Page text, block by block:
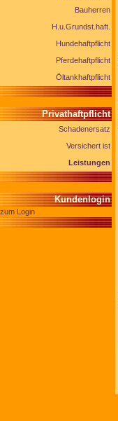
Bauherren
H.u.Grundst.haft.
Hundehaftpflicht
Pferdehaftpflicht
Öltankhaftpflicht
Privathaftpflicht
Schadenersatz
Versichert ist
Leistungen
Kundenlogin
zum Login